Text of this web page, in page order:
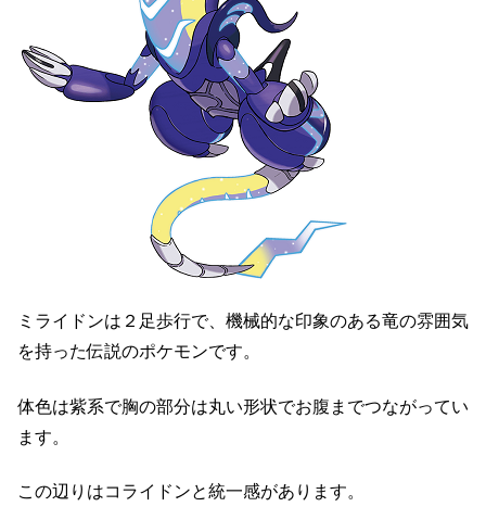
ミライドンは２足歩行で、機械的な印象のある竜の雰囲気
を持った伝説のポケモンです。
体色は紫系で胸の部分は丸い形状でお腹までつながってい
ます。
この辺りはコライドンと統一感があります。